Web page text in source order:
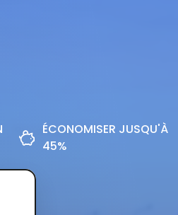
ÉCONOMISER JUSQU'À
45%